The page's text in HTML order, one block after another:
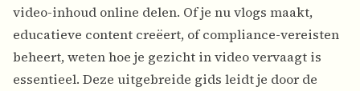
video-inhoud online delen. Of je nu vlogs maakt,
educatieve content creëert, of compliance-vereisten
beheert, weten hoe je gezicht in video vervaagt is
essentieel. Deze uitgebreide gids leidt je door de